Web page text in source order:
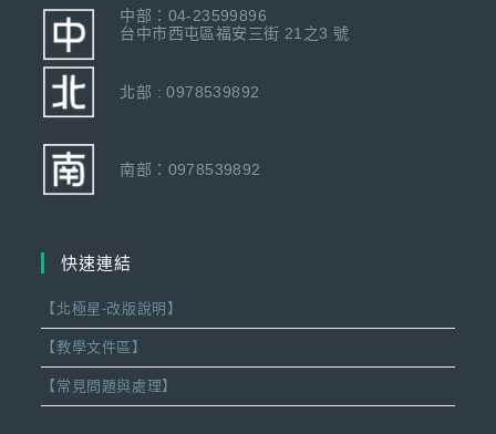
中部：04-23599896
台中市西屯區福安三街 21之3 號
北部 : 0978539892
南部：0978539892
快速連結
【北極星-改版說明】
【教學文件區】
【常見問題與處理】